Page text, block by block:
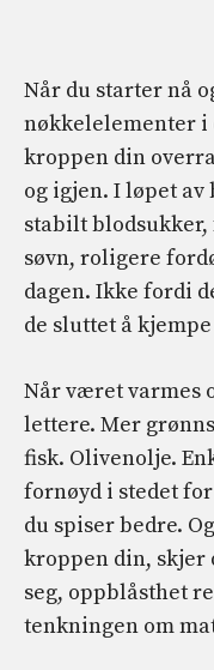
Når du starter nå
nøkkelelementer i
kroppen din
og igjen. I løpet
stabilt
søvn, roligere
dagen. Ikke fordi
de sluttet å
Når været varmes
lettere. Mer
fisk. Olivenolje.
fornøyd i stedet
du spiser bedre.
kroppen din, skjer
seg, oppblåsthet
tenkningen om